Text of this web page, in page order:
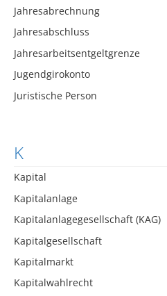
Jahresabrechnung
Jahresabschluss
Jahresarbeitsentgeltgrenze
Jugendgirokonto
Juristische Person
K
Kapital
Kapitalanlage
Kapitalanlagegesellschaft (KAG)
Kapitalgesellschaft
Kapitalmarkt
Kapitalwahlrecht